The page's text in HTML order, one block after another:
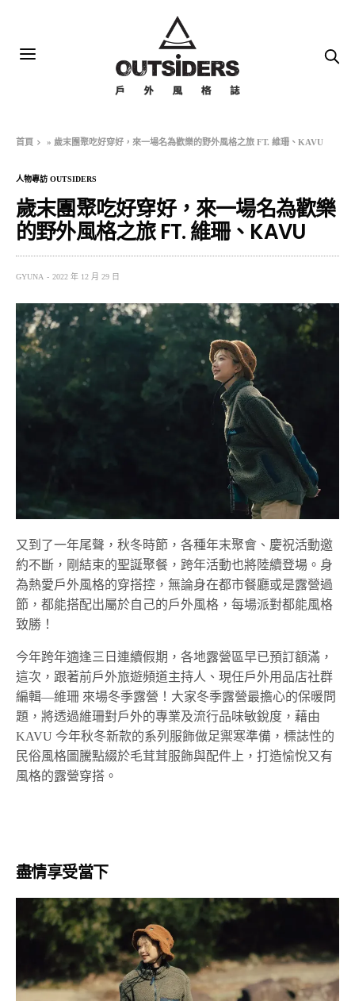
首頁 »歲末團聚吃好穿好，來一場名為歡樂的野外風格之旅 FT. 維珊、KAVU
人物專訪 OUTSIDERS
歲末團聚吃好穿好，來一場名為歡樂
的野外風格之旅 FT. 維珊、KAVU
GYUNA 2022 年 12 月 29 日
又到了一年尾聲，秋冬時節，各種年末聚會、慶祝活動邀
約不斷，剛結束的聖誕聚餐，跨年活動也將陸續登場。身
為熱愛戶外風格的穿搭控，無論身在都市餐廳或是露營過
節，都能搭配出屬於自己的戶外風格，每場派對都能風格
致勝！
今年跨年適逢三日連續假期，各地露營區早已預訂額滿，
這次，跟著前戶外旅遊頻道主持人、現任戶外用品店社群
編輯—維珊 來場冬季露營！大家冬季露營最擔心的保暖問
題，將透過維珊對戶外的專業及流行品味敏銳度，藉由
KAVU 今年秋冬新款的系列服飾做足禦寒準備，標誌性的
民俗風格圖騰點綴於毛茸茸服飾與配件上，打造愉悅又有
風格的露營穿搭。
盡情享受當下